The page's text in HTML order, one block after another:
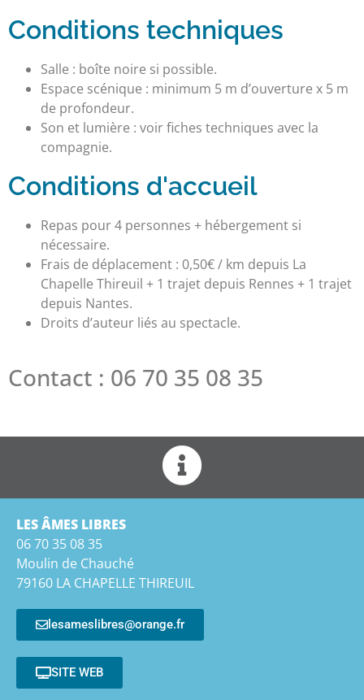
Conditions techniques
Salle : boîte noire si possible.
Espace scénique : minimum 5 m d’ouverture x 5 m
de profondeur.
Son et lumière : voir fiches techniques avec la
compagnie.
Conditions d'accueil
Repas pour 4 personnes + hébergement si
nécessaire.
Frais de déplacement : 0,50€ / km depuis La
Chapelle Thireuil + 1 trajet depuis Rennes + 1 trajet
depuis Nantes.
Droits d’auteur liés au spectacle.
Contact : 06 70 35 08 35
LES ÂMES LIBRES
06 70 35 08 35
Moulin de Chauché
79160 LA CHAPELLE THIREUIL
lesameslibres@orange.fr
SITE WEB